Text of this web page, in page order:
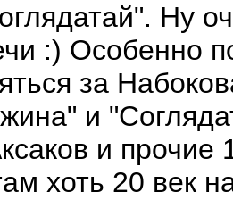
Ну
:) Особенно
за
и
и
хоть 20 век